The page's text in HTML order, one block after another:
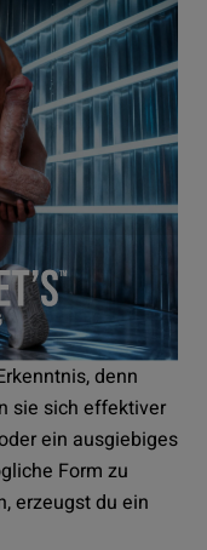
denn
sie sich effektiver
ein ausgiebiges
Form zu
erzeugst du ein